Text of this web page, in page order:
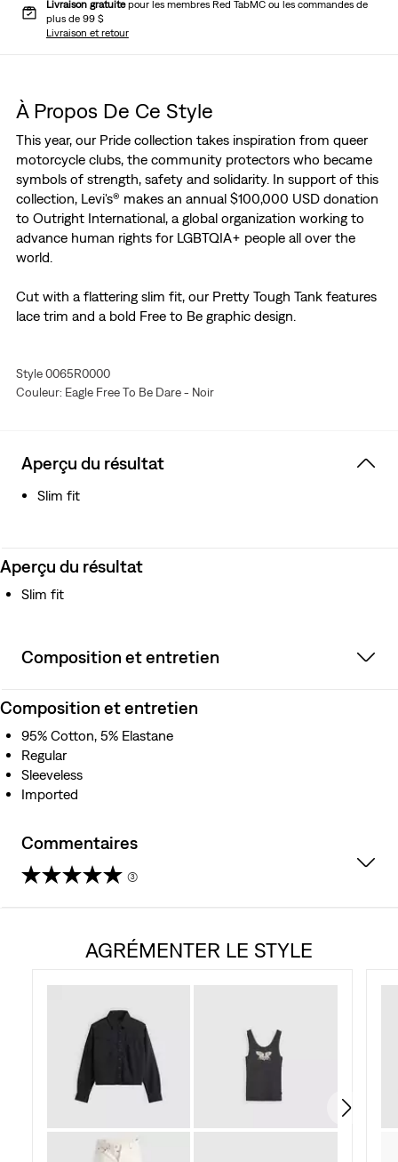
Livraison gratuitepour les membres Red TabMC ou les commandes de
plus de 99 $
Livraison et retour
À Propos De Ce Style
This year, our Pride collection takes inspiration from queer
motorcycle clubs, the community protectors who became
symbols of strength, safety and solidarity. In support of this
collection, Levi's® makes an annual $100,000 USD donation
to Outright International, a global organization working to
advance human rights for LGBTQIA+ people all over the
world.
Cut with a flattering slim fit, our Pretty Tough Tank features
lace trim and a bold Free to Be graphic design.
Cut with a flattering slim fit
Complete with a Free to Be graphic design
Style 0065R0000
Couleur: Eagle Free To Be Dare - Noir
Aperçu du résultat
Slim fit
Aperçu du résultat
Slim fit
Composition et entretien
Composition et entretien
95% Cotton, 5% Elastane
Regular
Sleeveless
Imported
Commentaires
(3)
évaluations
AGRÉMENTER LE STYLE